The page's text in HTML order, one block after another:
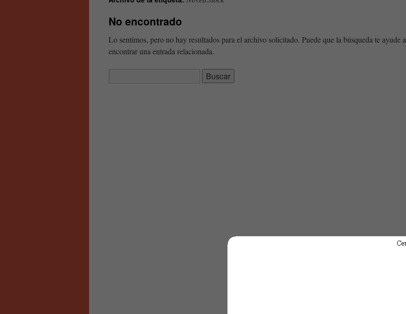
contenido
No encontrado
Lo sentimos, pero no hay resultados para el archivo solicitado. Puede que la búsqueda te ayude a
encontrar una entrada relacionada.